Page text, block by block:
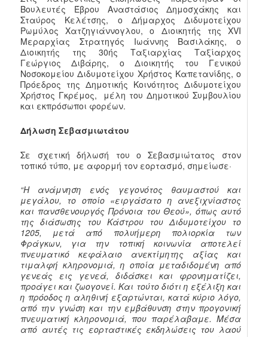
Βουλευτές Έβρου Αναστάσιος Δημοσχάκης και
Σταύρος Κελέτσης, ο Δήμαρχος Διδυμοτείχου
Ρωμύλος Χατζηγιάννογλου, ο Διοικητής της XVI
Μεραρχίας Στρατηγός Ιωάννης Βασιλάκης, ο
Διοικητής της 30ής Ταξιαρχίας Ταξίαρχος
Γεώργιος Διβάρης, ο Διοικητής του Γενικού
Νοσοκομείου Διδυμοτείχου Χρήστος Καπετανίδης, ο
Πρόεδρος της Δημοτικής Κοινότητος Διδυμοτείχου
Χρήστος Γκρέμος, μέλη του Δημοτικού Συμβουλίου
και εκπρόσωποι φορέων.
Δήλωση Σεβασμιωτάτου
Σε σχετική δήλωσή του ο Σεβασμιώτατος στον
τοπικό τύπο, με αφορμή τον εορτασμό, σημείωσε·
“Η ανάμνηση ενός γεγονότος θαυμαστού και
μεγάλου, το οποίο «ειργάσατο η ανεξιχνίαστος
και πανσθενουργός Πρόνοια του Θεού», όπως αυτό
της διάσωσης του Κάστρου του Διδυμοτείχου το
1205, μετά από πολυήμερη πολιορκία των
Φράγκων, για την τοπική κοινωνία αποτελεί
πνευματικό κεφάλαιο ανεκτίμητης αξίας και
τιμαλφή κληρονομιά, η οποία μεταδιδομένη από
γενεάς εις γενεά, διδάσκει και φρονηματίζει,
προάγει και ζωογονεί. Και τούτο διότι η εξέλιξη και
η πρόοδος η αληθινή εξαρτώνται, κατά κύριο λόγο,
από την γνώση και την εμβάθυνση στην προγονική
πνευματική κληρονομιά, που παρέλαβαμε. Μέσα
από αυτές τις εορταστικές εκδηλώσεις του λαού